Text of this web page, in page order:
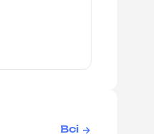
Всі